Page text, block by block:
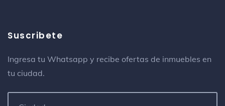
Suscribete
Ingresa tu Whatsapp y recibe ofertas de inmuebles en
tu ciudad.